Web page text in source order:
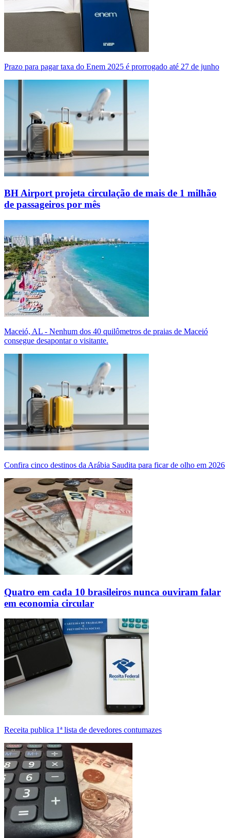
Prazo para pagar taxa do Enem 2025 é prorrogado até 27 de junho
BH Airport projeta circulação de mais de 1 milhão
de passageiros por mês
Maceió, AL - Nenhum dos 40 quilômetros de praias de Maceió
consegue desapontar o visitante.
Confira cinco destinos da Arábia Saudita para ficar de olho em 2026
Quatro em cada 10 brasileiros nunca ouviram falar
em economia circular
Receita publica 1ª lista de devedores contumazes